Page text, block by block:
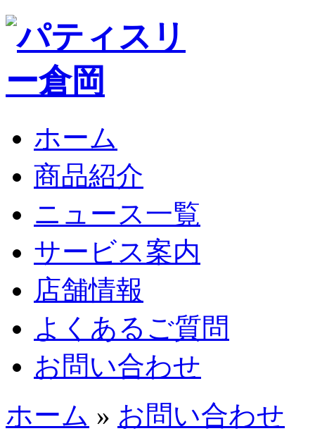
ホーム
商品紹介
ニュース一覧
サービス案内
店舗情報
よくあるご質問
お問い合わせ
ホーム » お問い合わせ